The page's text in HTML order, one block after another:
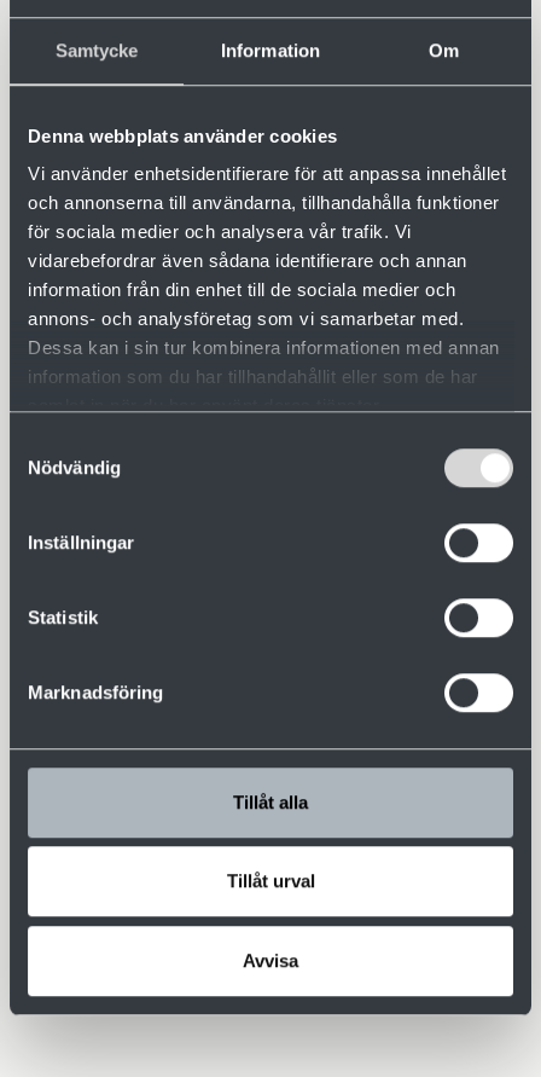
Samtycke Information Om
Denna webbplats använder cookies
Vi använder enhetsidentifierare för att anpassa innehållet
och annonserna till användarna, tillhandahålla funktioner
för sociala medier och analysera vår trafik. Vi
vidarebefordrar även sådana identifierare och annan
information från din enhet till de sociala medier och
annons- och analysföretag som vi samarbetar med.
Dessa kan i sin tur kombinera informationen med annan
information som du har tillhandahållit eller som de har
Nödvändig
Inställningar
Statistik
Marknadsföring
Tillåt alla
Tillåt urval
Avvisa
Ja, jag ger mitt samtycke till att mina uppgifter
lagras och behandlas.
Namn
Telefon
Epostadress
Ja
Speciella önskemål, specialkost?
Lägg till deltagare